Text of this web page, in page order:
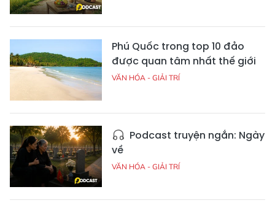
Phú Quốc trong top 10 đảo
được quan tâm nhất thế giới
VĂN HÓA - GIẢI TRÍ
Podcast truyện ngắn: Ngày
về
VĂN HÓA - GIẢI TRÍ